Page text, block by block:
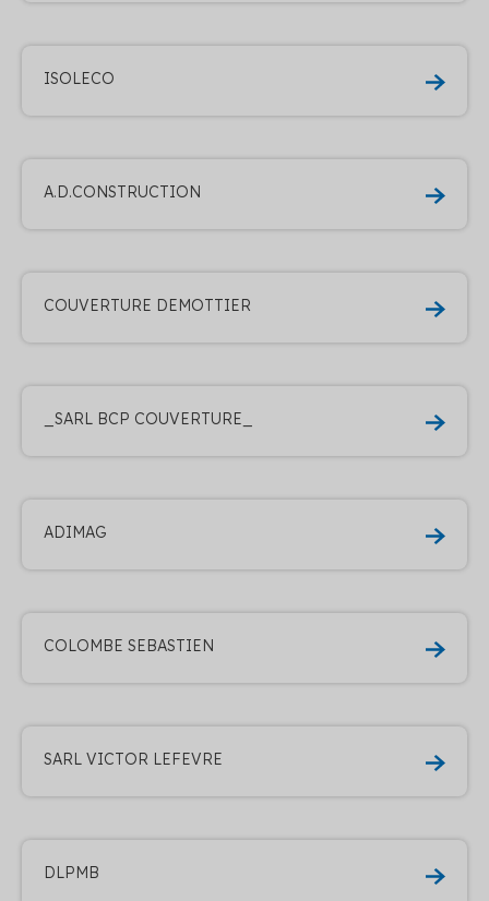
ISOLECO
A.D.CONSTRUCTION
COUVERTURE DEMOTTIER
_SARL BCP COUVERTURE_
ADIMAG
COLOMBE SEBASTIEN
SARL VICTOR LEFEVRE
DLPMB